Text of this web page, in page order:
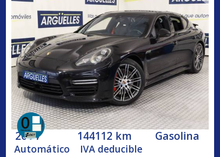
2014 144112 km Gasolina
Automático IVA deducible